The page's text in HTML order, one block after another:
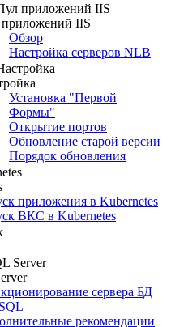
приложений IIS
IIS
Обзор
Настройка серверов NLB
Установка "Первой
Формы"
Открытие портов
Обновление старой версии
Порядок обновления
приложения в Kubernetes
ВКС в Kubernetes
Server
сервера БД
рекомендации